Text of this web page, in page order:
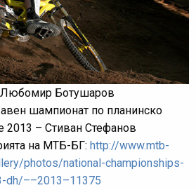
Любомир Ботушаров
шампионат по планинско
2013 – Стиван Стефанов
на МТБ-БГ: http://www.mtb-
photos/national-championships-
dh/––2013–11375